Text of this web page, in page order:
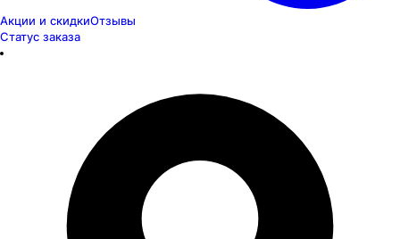
Акции и скидкиОтзывы
Статус заказа